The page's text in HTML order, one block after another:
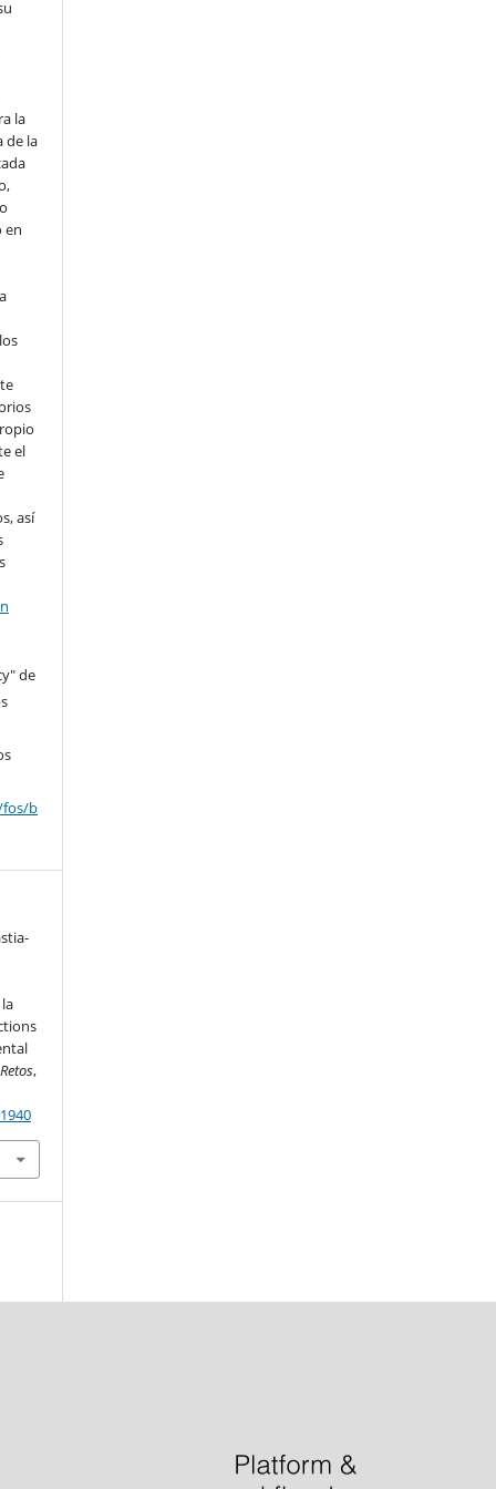
la
de la
en
el
así
de
fos/b
Retos,